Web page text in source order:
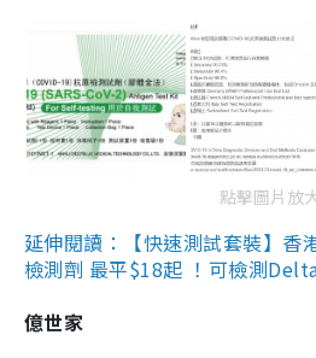
點擊圖片放
延伸閱讀：【快速測試套裝】香
檢測劑 最平$18起 ！可檢測
億世家